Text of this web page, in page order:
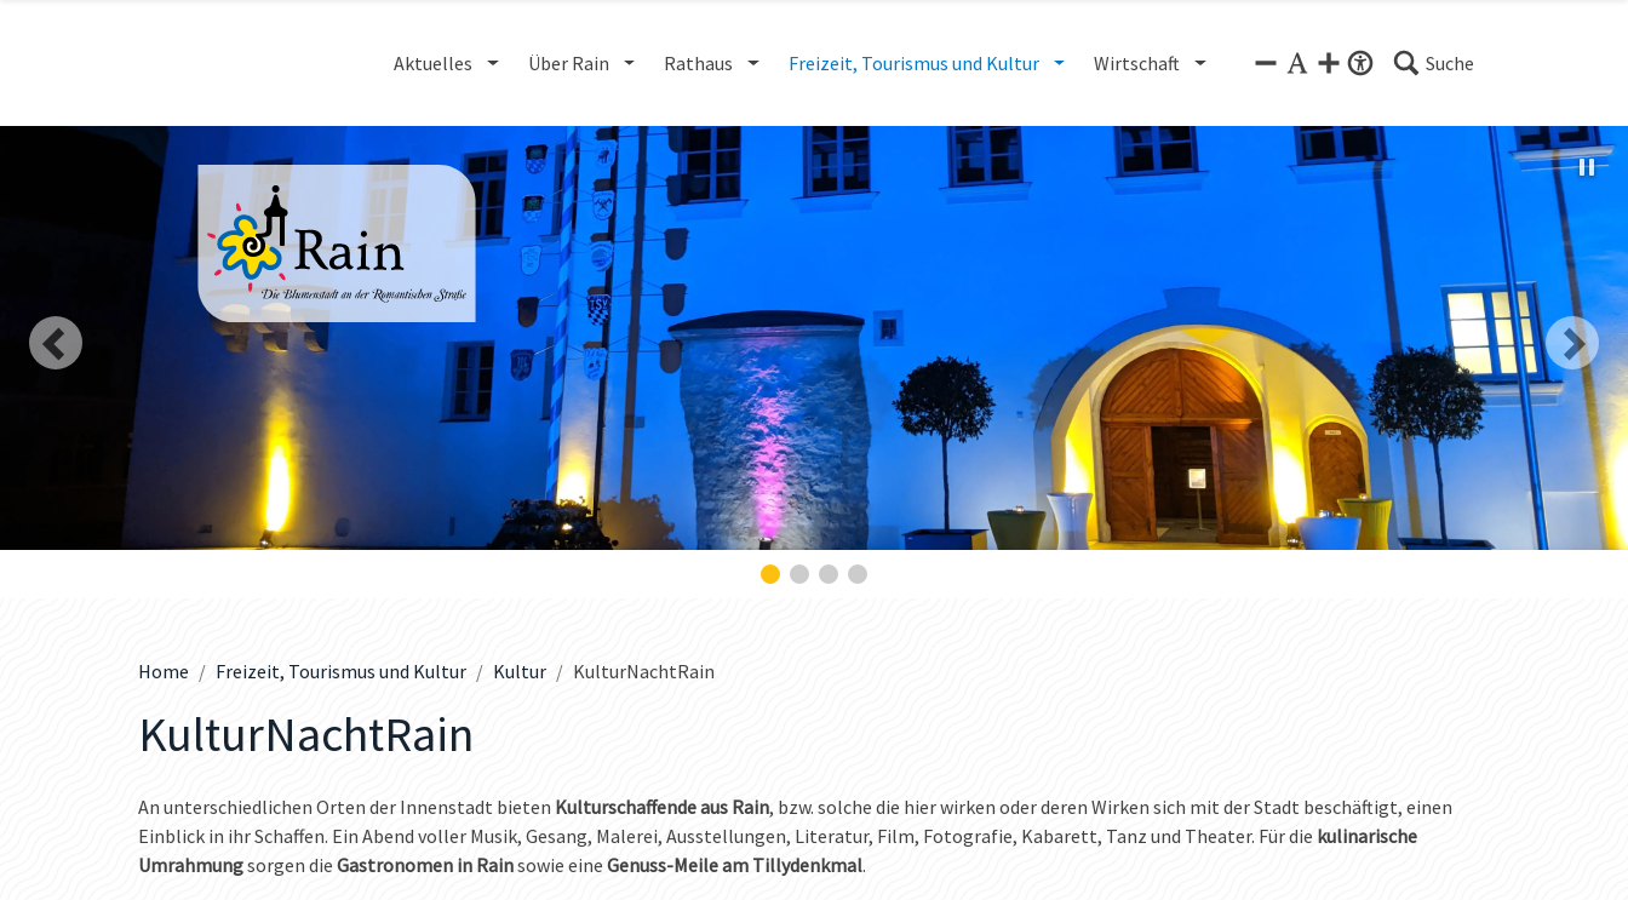
Aktuelles Über Rain Rathaus Freizeit, Tourismus und Kultur Wirtschaft Suche
Home Freizeit, Tourismus und Kultur Kultur KulturNachtRain
KulturNachtRain
An unterschiedlichen Orten der Innenstadt bieten Kulturschaffende aus Rain, bzw. solche die hier wirken oder deren Wirken sich mit der Stadt beschäftigt, einen
Einblick in ihr Schaffen. Ein Abend voller Musik, Gesang, Malerei, Ausstellungen, Literatur, Film, Fotografie, Kabarett, Tanz und Theater. Für die kulinarische
Umrahmungsorgen die Gastronomen in Rainsowie eine Genuss-Meile am Tillydenkmal.